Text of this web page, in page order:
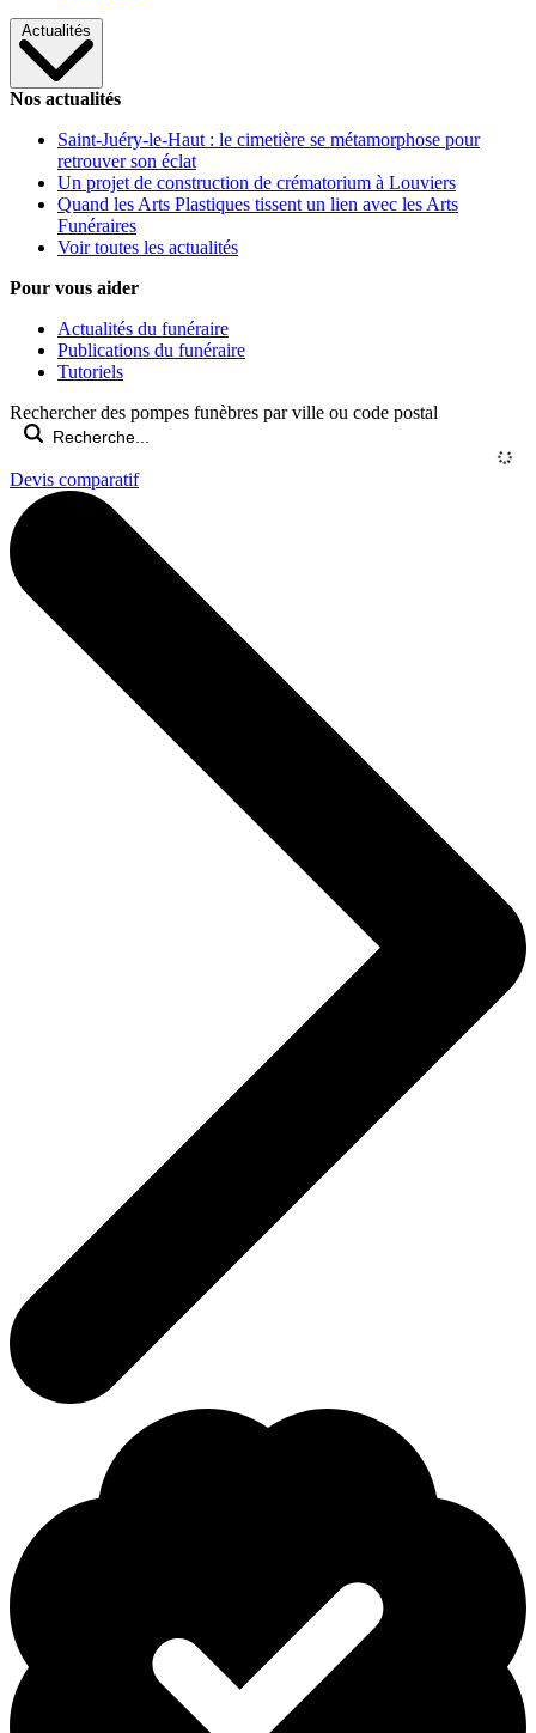
Actualités
Nos actualités
Saint-Juéry-le-Haut : le cimetière se métamorphose pour
retrouver son éclat
Un projet de construction de crématorium à Louviers
Quand les Arts Plastiques tissent un lien avec les Arts
Funéraires
Voir toutes les actualités
Pour vous aider
Actualités du funéraire
Publications du funéraire
Tutoriels
Rechercher des pompes funèbres par ville ou code postal
Devis comparatif